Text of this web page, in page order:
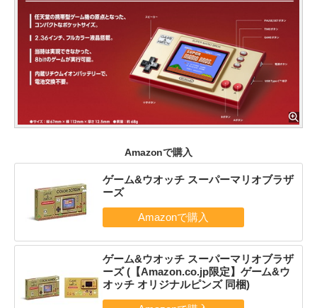
Amazonで購入
ゲーム&ウオッチ スーパーマリオブラザ
ーズ
ゲーム&ウオッチ スーパーマリオブラザ
ーズ (【Amazon.co.jp限定】ゲーム&ウ
オッチ オリジナルピンズ 同梱)